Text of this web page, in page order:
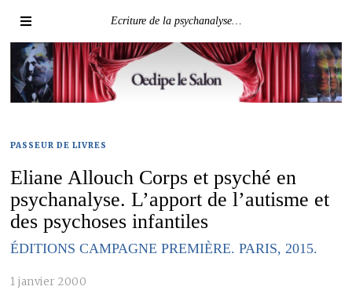
Ecriture de la psychanalyse…
PASSEUR DE LIVRES
Eliane Allouch Corps et psyché en
psychanalyse. L’apport de l’autisme et
des psychoses infantiles
ÉDITIONS CAMPAGNE PREMIÈRE. PARIS, 2015.
1 janvier 2000